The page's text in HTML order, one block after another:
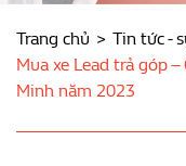
Trang chủ
Tin tức -
Mua xe Lead trả góp
Minh năm 2023